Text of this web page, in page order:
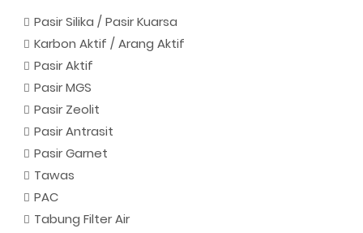
Pasir Silika / Pasir Kuarsa
Karbon Aktif / Arang Aktif
Pasir Aktif
Pasir MGS
Pasir Zeolit
Pasir Antrasit
Pasir Garnet
Tawas
PAC
Tabung Filter Air